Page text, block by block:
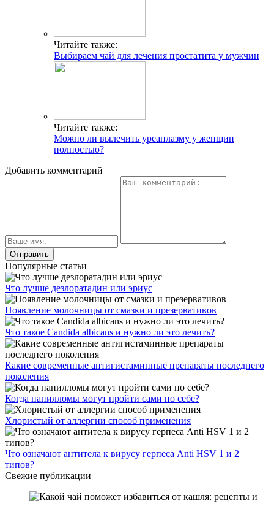
Читайте также:
Выбираем чай для лечения простатита у мужчин
Читайте также:
Можно ли вылечить уреаплазму у женщин
полностью?
Добавить комментарий
Популярные статьи
Что лучше дезлоратадин или эриус
Появление молочницы от смазки и презервативов
Что такое Candida albicans и нужно ли это лечить?
Какие современные антигистаминные препараты последнего
поколения
Когда папилломы могут пройти сами по себе?
Хлористый от аллергии способ применения
Что означают антитела к вирусу герпеса Anti HSV 1 и 2
типов?
Свежие публикации